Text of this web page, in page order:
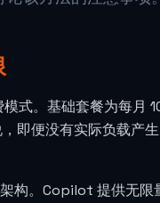
式。基础套餐为每月
即便没有实际负载产
构。Copilot 提供无